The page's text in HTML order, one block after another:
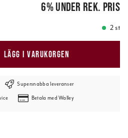
6%under rek. pris
2 st
LÄGG I VARUKORGEN
Supersnabba leveranser
Betala med Walley